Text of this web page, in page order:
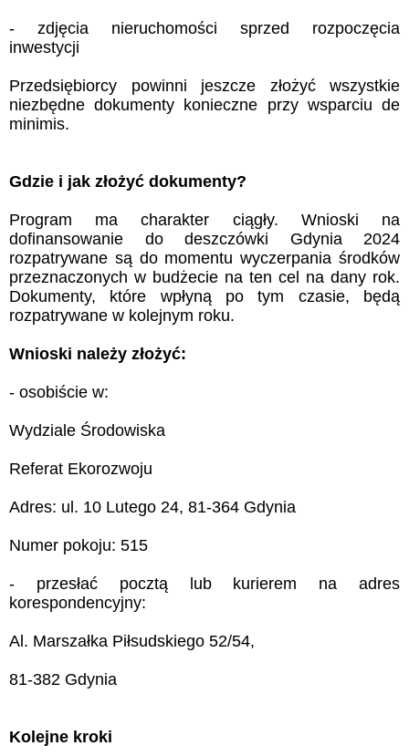
- zdjęcia nieruchomości sprzed rozpoczęcia
inwestycji
Przedsiębiorcy powinni jeszcze złożyć wszystkie
niezbędne dokumenty konieczne przy wsparciu de
minimis.
Gdzie i jak złożyć dokumenty?
Program ma charakter ciągły. Wnioski na
dofinansowanie do deszczówki Gdynia 2024
rozpatrywane są do momentu wyczerpania środków
przeznaczonych w budżecie na ten cel na dany rok.
Dokumenty, które wpłyną po tym czasie, będą
rozpatrywane w kolejnym roku.
Wnioski należy złożyć:
- osobiście w:
Wydziale Środowiska
Referat Ekorozwoju
Adres: ul. 10 Lutego 24, 81-364 Gdynia
Numer pokoju: 515
- przesłać pocztą lub kurierem na adres
korespondencyjny:
Al. Marszałka Piłsudskiego 52/54,
81-382 Gdynia
Kolejne kroki